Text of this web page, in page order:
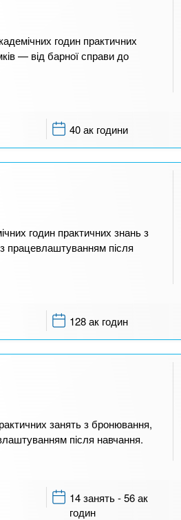
годин практичних
— від барної справи до
40 ак години
годин практичних знань з
працевлаштуванням після
128 ак годин
занять з бронювання,
після навчання.
14 занять - 56 ак
годин